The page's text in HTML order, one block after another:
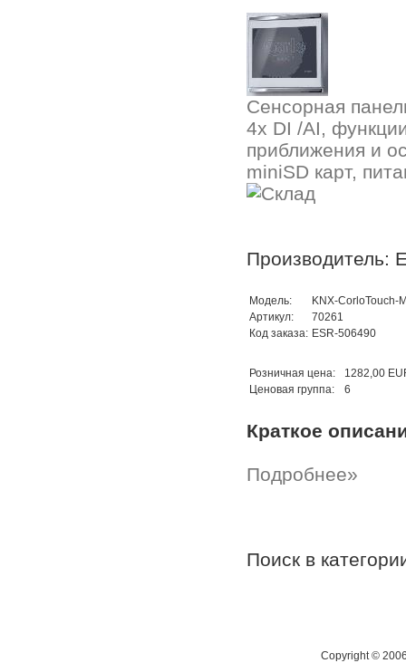
Сенсорная
4x DI /AI,
приближения и
miniSD карт,
Производитель:
Модель:
KNX-CorloTouch-
Артикул:
70261
Код заказа: ESR-506490
Розничная цена:
1282,00
Ценовая группа:
6
Краткое
Подробнее»
Поиск в
Copyright ©